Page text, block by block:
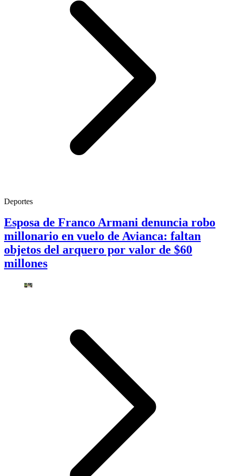
Deportes
Esposa de Franco Armani denuncia robo
millonario en vuelo de Avianca: faltan
objetos del arquero por valor de $60
millones